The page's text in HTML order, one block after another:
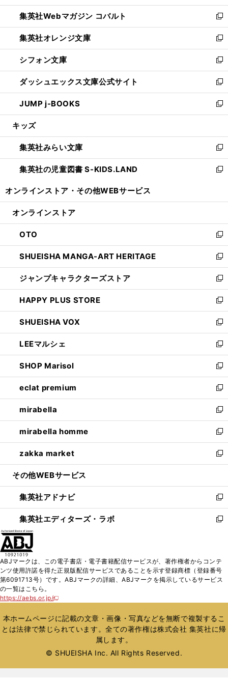
開
く
ウ
で
開
く
ン
ド
ウ
で
開
く
ウ
ィ
ン
ド
ウ
で
開
く
集英社Webマガジン コバルト
新
し
い
ウ
ィ
ン
ド
ウ
で
開
集英社オレンジ文庫
新
し
い
ウ
ィ
ン
ド
ウ
開
く
シフォン文庫
新
し
い
ウ
ィ
ン
ウ
で
開
く
ダッシュエックス文庫公式サイト
新
し
い
ウ
ン
ド
ウ
で
JUMP j-BOOKS
新
し
ウ
ィ
ン
ド
開
キッズ
集英社みらい文庫
新
し
い
ン
ウ
で
開
く
集英社の児童図書 S-KIDS.LAND
新
ウ
ン
ド
ウ
で
開
く
オンラインストア・ その他WEBサービス
オンラインストア
OTO
新
し
い
ウ
ィ
ン
ド
ウ
で
開
く
SHUEISHA MANGA-ART HERITAGE
新
し
い
ウ
ィ
ン
ド
ウ
で
開
く
ジャンプキャラクターズストア
新
し
い
ウ
ィ
ン
ド
ウ
で
開
く
HAPPY PLUS STORE
新
し
い
ウ
ィ
ン
ド
ウ
で
開
く
SHUEISHA VOX
新
し
い
ウ
ィ
ン
ド
ウ
で
開
く
LEEマルシェ
新
し
い
ウ
ィ
ン
ド
ウ
で
開
く
SHOP Marisol
新
し
い
ウ
ィ
ン
ド
ウ
で
開
eclat premium
新
し
い
ウ
ィ
ン
ド
ウ
開
く
mirabella
新
し
い
ウ
ィ
ン
ウ
で
開
く
mirabella homme
新
し
い
ウ
ン
ド
ウ
で
zakka market
新
し
ウ
ィ
ン
ド
く
その他WEBサービス
集英社アドナビ
新
し
い
ド
ウ
で
集英社エディターズ・ラボ
新
ィ
ン
ド
開
く
ABJマークは、この電子書店・電子書籍配信サービスが、著作権者からコンテ
ンツ使用許諾を得た正規版配信サービスであることを示す登録商標（登録番号
第6091713号）です。ABJマークの詳細、ABJマークを掲示しているサービス
の一覧はこちら。
https://aebs.or.jp/
新
い
ウ
ィ
ウ
本ホームページに記載の文章・画像・写真などを無断で複製するこ
とは法律で禁じられています。全ての著作権は株式会社 集英社に帰
属します。
© SHUEISHA Inc. All Rights Reserved.